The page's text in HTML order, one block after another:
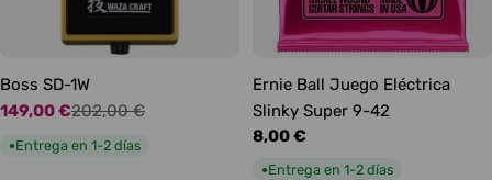
Boss SD-1W
Precio
de
149,00 €
Precio
habitual
202,00 €
●Entrega en 1-2 días
Ernie Ball Juego Eléctrica
Slinky Super 9-42
Precio
habitual
8,00 €
●Entrega en 1-2 días